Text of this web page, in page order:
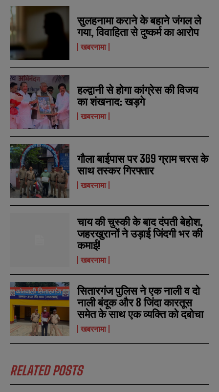
N
a
m
e
*
E
m
a
i
SUBMIT
N
a
m
e
*
E
m
a
i
SUBMIT
सुलहनामा कराने के बहाने जंगल ले
गया, विवाहिता से दुष्कर्म का आरोप
खबरनामा
हल्द्वानी से होगा कांग्रेस की विजय
का शंखनाद: खड़गे
खबरनामा
गौला बाईपास पर 369 ग्राम चरस के
साथ तस्कर गिरफ्तार
खबरनामा
चाय की चुस्की के बाद दंपती बेहोश,
जहरखुरानों ने उड़ाई जिंदगी भर की
कमाई!
खबरनामा
सितारगंज पुलिस ने एक नाली व दो
नाली बंदूक और 8 जिंदा कारतूस
समेत के साथ एक व्यक्ति को दबोचा
खबरनामा
RELATED POSTS